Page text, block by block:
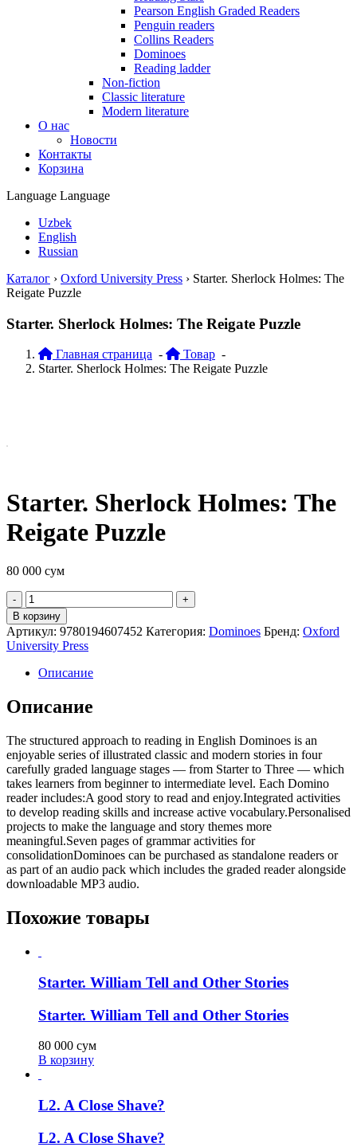
Pearson English Graded Readers
Penguin readers
Collins Readers
Dominoes
Reading ladder
Non-fiction
Classic literature
Modern literature
О нас
Новости
Контакты
Корзина
Language Language
Uzbek
English
Russian
Каталог › Oxford University Press › Starter. Sherlock Holmes: The
Reigate Puzzle
Starter. Sherlock Holmes: The Reigate Puzzle
Главная страница - Товар -
Starter. Sherlock Holmes: The Reigate Puzzle
Starter. Sherlock Holmes: The
Reigate Puzzle
80 000 сум
Quantity
В корзину
Артикул: 9780194607452 Категория: Dominoes Бренд: Oxford
University Press
Описание
Описание
The structured approach to reading in English Dominoes is an
enjoyable series of illustrated classic and modern stories in four
carefully graded language stages — from Starter to Three — which
takes learners from beginner to intermediate level. Each Domino
reader includes:A good story to read and enjoy.Integrated activities
to develop reading skills and increase active vocabulary.Personalised
projects to make the language and story themes more
meaningful.Seven pages of grammar activities for
consolidationDominoes can be purchased as standalone readers or
as part of an audio pack which includes the graded reader alongside
downloadable MP3 audio.
Похожие товары
Starter. William Tell and Other Stories
Starter. William Tell and Other Stories
80 000 сум
В корзину
L2. A Close Shave?
L2. A Close Shave?